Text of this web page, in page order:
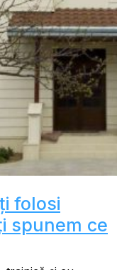
folosi
spunem ce